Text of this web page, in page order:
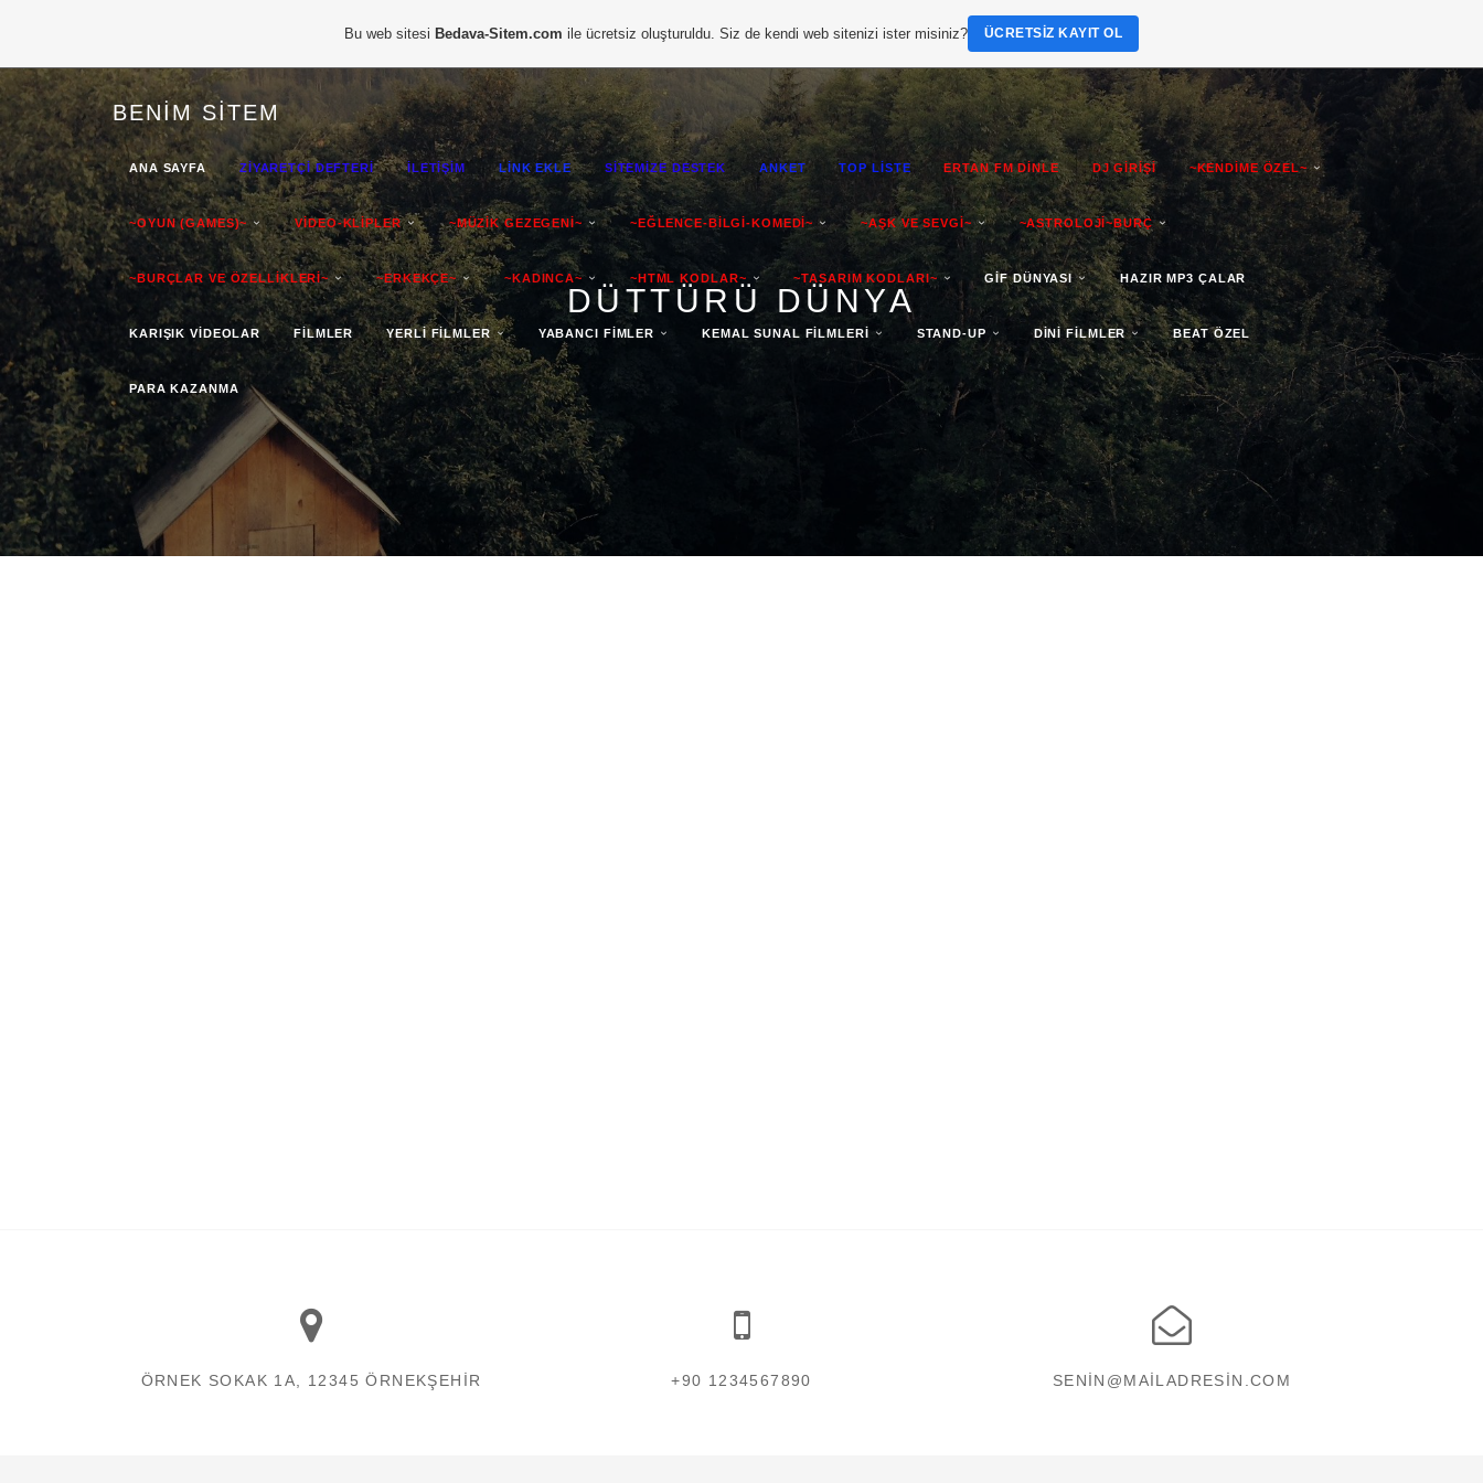
BENIM SITEM
ANA SAYFA ZİYARETÇİ DEFTERİ İLETİŞİM LİNK EKLE SİTEMİZE DESTEK ANKET TOP LİSTE ERTAN FM DİNLE DJ GİRİŞİ ~KENDİME ÖZEL~
~OYUN (GAMES)~ VİDEO-KLİPLER ~MÜZİK GEZEGENİ~ ~EĞLENCE-BİLGİ-KOMEDİ~ ~AŞK VE SEVGİ~ ~ASTROLOJİ~BURÇ
~BURÇLAR VE ÖZELLİKLERİ~ ~ERKEKÇE~ ~KADINCA~ ~HTML KODLAR~ ~TASARIM KODLARI~ GİF DÜNYASI HAZIR MP3 ÇALAR
KARIŞIK VİDEOLAR FİLMLER YERLİ FİLMLER YABANCI FİMLER KEMAL SUNAL FİLMLERİ STAND-UP DİNİ FİLMLER BEAT ÖZEL
PARA KAZANMA
DÜTTÜRÜ DÜNYA
ÖRNEK SOKAK 1A, 12345 ÖRNEKŞEHIR +90 1234567890 SENIN@MAILADRESIN.COM
Bu web sitesi Bedava-Sitem.com ile ücretsiz oluşturuldu. Siz de kendi web sitenizi ister misiniz? ÜCRETSIZ KAYIT OL